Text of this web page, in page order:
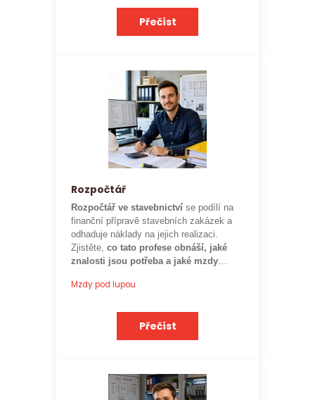
Přečíst
Rozpočtář
Rozpočtář ve stavebnictví se podílí na
finanční přípravě stavebních zakázek a
odhaduje náklady na jejich realizaci.
Zjistěte, co tato profese obnáší, jaké
znalosti jsou potřeba a jaké mzdy
očekávat.
Mzdy pod lupou
Přečíst